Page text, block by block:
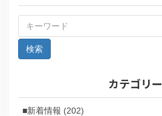
カテゴリー
■新着情報 (202)